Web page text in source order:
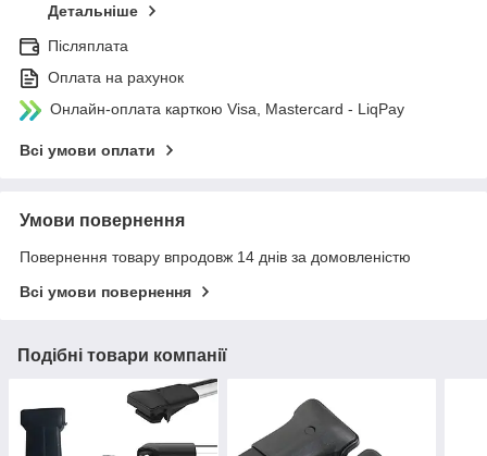
Детальніше
Післяплата
Оплата на рахунок
Онлайн-оплата карткою Visa, Mastercard - LiqPay
Всі умови оплати
Умови повернення
Повернення товару впродовж 14 днів за домовленістю
Всі умови повернення
Подібні товари компанії